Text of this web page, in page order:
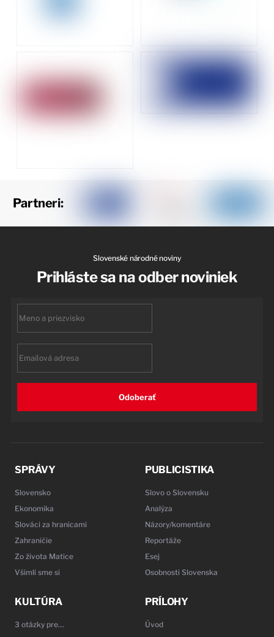
Partneri:
Slovenské národné noviny
Prihláste sa na odber noviniek
Odoberať
SPRÁVY
Slovensko
Ekonomika
Slováci za hranicami
Zahraničie
Zo života Matice
Všimli sme si
PUBLICISTIKA
Slovo o Slovensku
Analýza
Názory/komentáre
Reportáže
Esej
Osobnosti Slovenska
KULTÚRA
3 otázky pre…
PRÍLOHY
Úvod